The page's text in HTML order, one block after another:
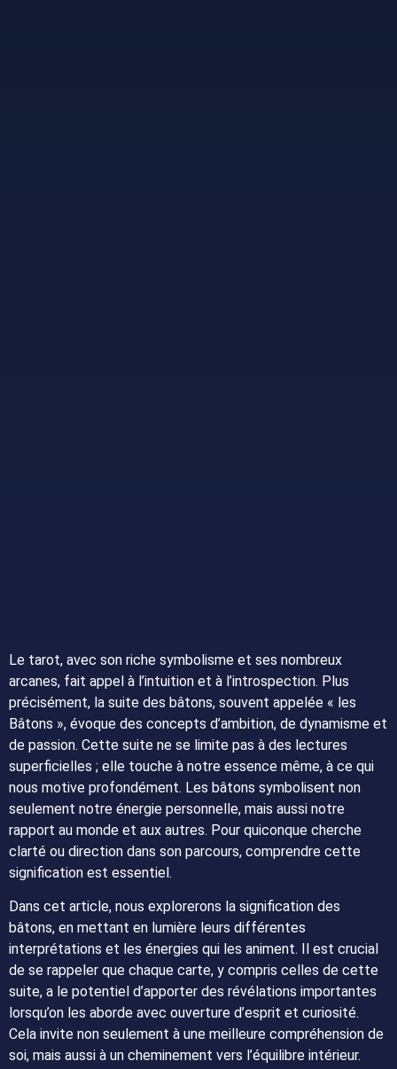
Le tarot, avec son riche symbolisme et ses nombreux
arcanes, fait appel à l’intuition et à l’introspection. Plus
précisément, la suite des bâtons, souvent appelée « les
Bâtons », évoque des concepts d’ambition, de dynamisme et
de passion. Cette suite ne se limite pas à des lectures
superficielles ; elle touche à notre essence même, à ce qui
nous motive profondément. Les bâtons symbolisent non
seulement notre énergie personnelle, mais aussi notre
rapport au monde et aux autres. Pour quiconque cherche
clarté ou direction dans son parcours, comprendre cette
signification est essentiel.
Dans cet article, nous explorerons la signification des
bâtons, en mettant en lumière leurs différentes
interprétations et les énergies qui les animent. Il est crucial
de se rappeler que chaque carte, y compris celles de cette
suite, a le potentiel d’apporter des révélations importantes
lorsqu’on les aborde avec ouverture d’esprit et curiosité.
Cela invite non seulement à une meilleure compréhension de
soi, mais aussi à un cheminement vers l’équilibre intérieur.